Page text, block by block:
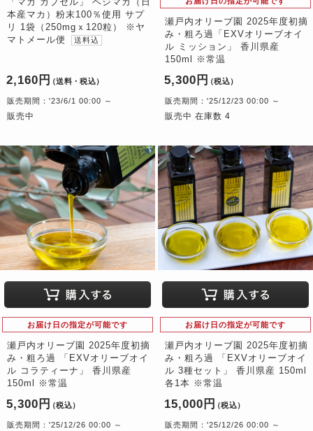
本産マカ）粉末100％使用 サプ
リ 1袋（250mgｘ120粒） ※ヤ
マトメール便
送料込
2,160円 （送料・税込）
販売期間：'23/6/1 00:00 ～
販売中
瀬戸内オリーブ園 2025年度初摘
み・粗ろ過「EXVオリーブオイ
ル ミッション」 香川県産
150ml ※常温
5,300円 （税込）
販売期間：'25/12/23 00:00 ～
販売中 在庫数 4
お届け日の指定が可能です
瀬戸内オリーブ園 2025年度初摘
み・粗ろ過 「EXVオリーブオイ
ル コラティーナ」 香川県産
150ml ※常温
5,300円 （税込）
販売期間：'25/12/26 00:00 ～
お届け日の指定が可能です
瀬戸内オリーブ園 2025年度初摘
み・粗ろ過 「EXVオリーブオイ
ル 3種セット」 香川県産 150ml
各1本 ※常温
15,000円 （税込）
販売期間：'25/12/26 00:00 ～